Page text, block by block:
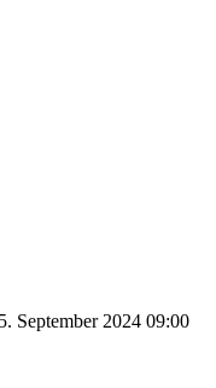
September 2024 09:00